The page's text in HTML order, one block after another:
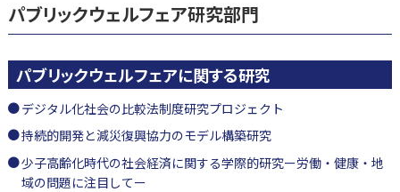
パブリックウェルフェア研究部門
パブリックウェルフェアに関する研究
デジタル化社会の比較法制度研究プロジェクト
持続的開発と減災復興協力のモデル構築研究
少子高齢化時代の社会経済に関する学際的研究ー労働・健康・地
域の問題に注目してー